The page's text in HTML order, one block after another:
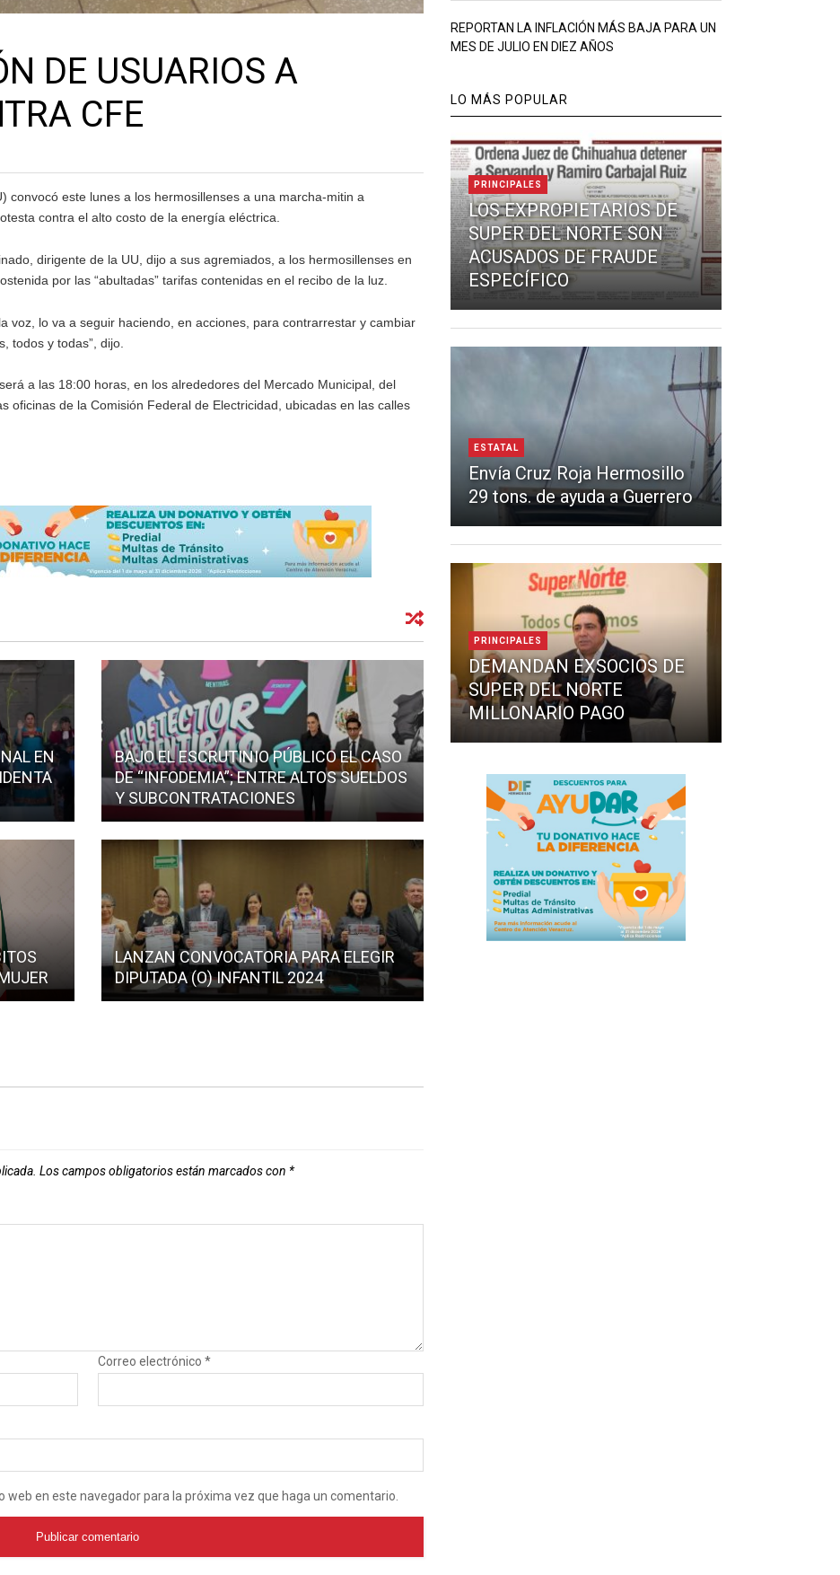
DE USUARIOS A
CFE
convocó este lunes a los hermosillenses a una marcha-mitin a
contra el alto costo de la energía eléctrica.
dirigente de la UU, dijo a sus agremiados, a los hermosillenses en
por las “abultadas” tarifas contenidas en el recibo de la luz.
voz, lo va a seguir haciendo, en acciones, para contrarrestar y cambiar
todos y todas”, dijo.
a las 18:00 horas, en los alrededores del Mercado Municipal, del
oficinas de la Comisión Federal de Electricidad, ubicadas en las calles
EN
BAJO EL ESCRUTINIO PÚBLICO EL CASO
DE “INFODEMIA”; ENTRE ALTOS SUELDOS
Y SUBCONTRATACIONES
LANZAN CONVOCATORIA PARA ELEGIR
DIPUTADA (O) INFANTIL 2024
Los campos obligatorios están marcados con *
Correo electrónico *
web en este navegador para la próxima vez que haga un comentario.
REPORTAN LA INFLACIÓN MÁS BAJA PARA UN
MES DE JULIO EN DIEZ AÑOS
LO MÁS POPULAR
PRINCIPALES
LOS EXPROPIETARIOS DE
SUPER DEL NORTE SON
ACUSADOS DE FRAUDE
ESPECÍFICO
ESTATAL
Envía Cruz Roja Hermosillo
29 tons. de ayuda a Guerrero
PRINCIPALES
DEMANDAN EXSOCIOS DE
SUPER DEL NORTE
MILLONARIO PAGO